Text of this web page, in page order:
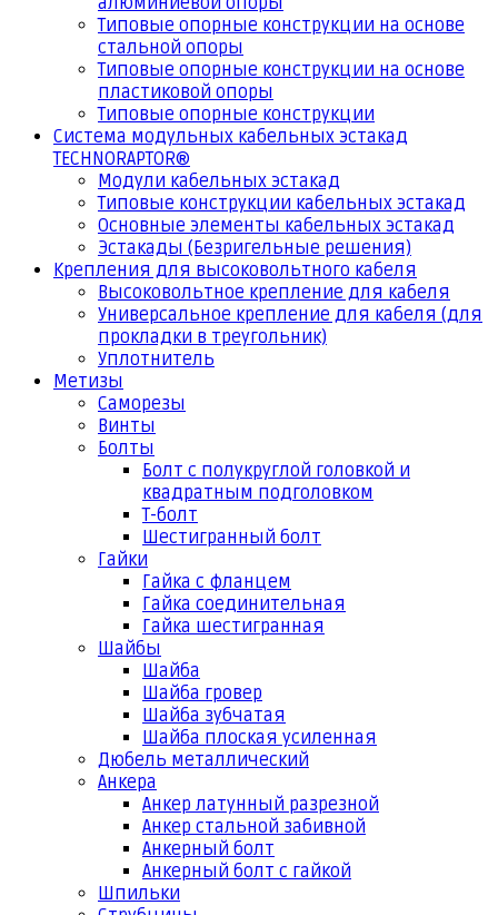
Типовые опорные конструкции на основе
стальной опоры
Типовые опорные конструкции на основе
пластиковой опоры
Типовые опорные конструкции
Система модульных кабельных эстакад
TECHNORAPTOR®
Модули кабельных эстакад
Типовые конструкции кабельных эстакад
Основные элементы кабельных эстакад
Эстакады (Безригельные решения)
Крепления для высоковольтного кабеля
Высоковольтное крепление для кабеля
Универсальное крепление для кабеля (для
прокладки в треугольник)
Уплотнитель
Метизы
Саморезы
Винты
Болты
Болт с полукруглой головкой и
квадратным подголовком
Т-болт
Шестигранный болт
Гайки
Гайка с фланцем
Гайка соединительная
Гайка шестигранная
Шайбы
Шайба
Шайба гровер
Шайба зубчатая
Шайба плоская усиленная
Дюбель металлический
Анкера
Анкер латунный разрезной
Анкер стальной забивной
Анкерный болт
Анкерный болт с гайкой
Шпильки